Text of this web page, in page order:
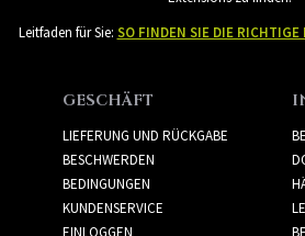
Leitfaden für Sie: SO FINDEN SIE DIE RICHTIGE
GESCHÄFT
LIEFERUNG UND RÜCKGABE
BESCHWERDEN
BEDINGUNGEN
KUNDENSERVICE
EINLOGGEN